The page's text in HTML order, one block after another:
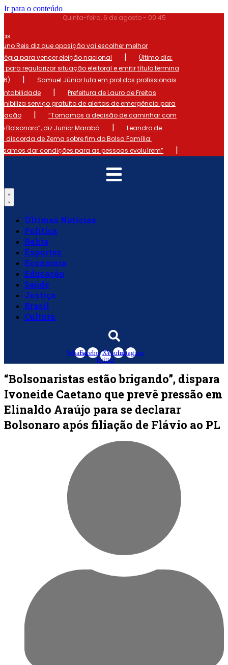
Ir para o conteúdo
Quinta-feira, 6 de agosto - 00:45
Reis diz que oposição vai escolher melhor
para vencer eleição nacional
|
Último dia:
para regularizar situação eleitoral e emitir título termina
|
Samuel Júnior luta em prol dos profissionais
|
Prefeitura de Lauro de Freitas
serviço gratuito de alertas de emergência para
|
“Tomamos a decisão de caminhar com
Bolsonaro”, diz Junior Marabá
|
Leandro de
discorda de Zema sobre fim do Bolsa Família:
dar condições para as pessoas evoluírem”
|
Últimas Notícias
Política
Bahia
Esportes
Economia
Educação
Saúde
Justiça
Brasil
Cultura
Whatsapp
FacebookX-
twitter
YoutubeInstagram
“Bolsonaristas estão brigando”, dispara
Ivoneide Caetano que prevê pressão em
Elinaldo Araújo para se declarar
Bolsonaro após filiação de Flávio ao PL